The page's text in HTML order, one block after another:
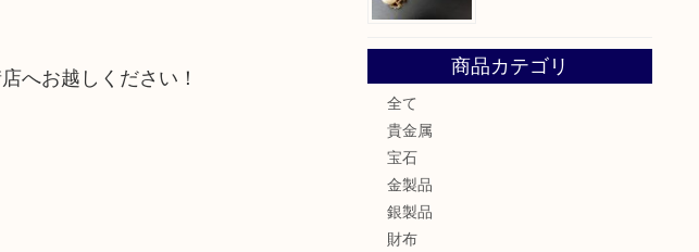
へお越しください！
商品カテゴリ
全て
貴金属
宝石
金製品
銀製品
財布